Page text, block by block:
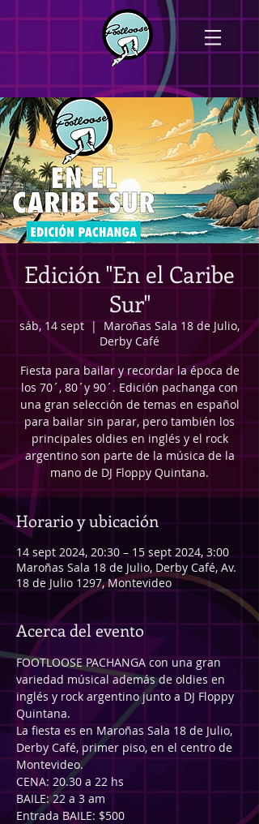
Edición "En el Caribe
Sur"
sáb, 14 sept
  |
Maroñas Sala 18 de Julio,
Derby Café
Fiesta para bailar y recordar la época de
los 70´, 80´y 90´. Edición pachanga con
una gran selección de temas en español
para bailar sin parar, pero también los
principales oldies en inglés y el rock
argentino son parte de la música de la
mano de DJ Floppy Quintana.
Horario y ubicación
14 sept 2024, 20:30 – 15 sept 2024, 3:00
Maroñas Sala 18 de Julio, Derby Café, Av.
18 de Julio 1297, Montevideo
Acerca del evento
FOOTLOOSE PACHANGA con una gran
variedad músical además de oldies en
inglés y rock argentino junto a DJ Floppy
Quintana.
La fiesta es en Maroñas Sala 18 de Julio,
Derby Café, primer piso, en el centro de
Montevideo.
CENA: 20.30 a 22 hs
BAILE: 22 a 3 am
Entrada BAILE: $500